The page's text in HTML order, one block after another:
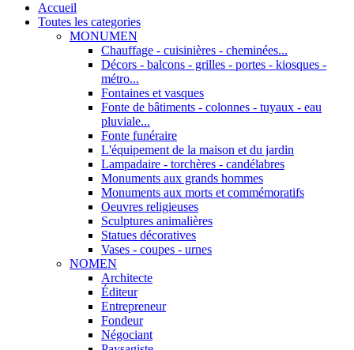
Accueil
Toutes les categories
MONUMEN
Chauffage - cuisinières - cheminées...
Décors - balcons - grilles - portes - kiosques -
métro...
Fontaines et vasques
Fonte de bâtiments - colonnes - tuyaux - eau
pluviale...
Fonte funéraire
L'équipement de la maison et du jardin
Lampadaire - torchères - candélabres
Monuments aux grands hommes
Monuments aux morts et commémoratifs
Oeuvres religieuses
Sculptures animalières
Statues décoratives
Vases - coupes - urnes
NOMEN
Architecte
Éditeur
Entrepreneur
Fondeur
Négociant